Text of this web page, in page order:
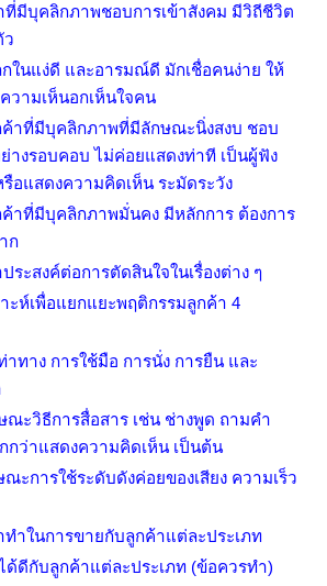
ที่มีบุคลิกภาพชอบการเข้าสังคม มีวิถีชีวิต
ในแง่ดี และอารมณ์ดี มักเชื่อคนง่าย ให้
วามเห็นอกเห็นใจคน
ค้าที่มีบุคลิกภาพที่มีลักษณะนิ่งสงบ ชอบ
างรอบคอบ ไม่ค่อยแสดงท่าที เป็นผู้ฟัง
อแสดงความคิดเห็น ระมัดระวัง
ค้าที่มีบุคลิกภาพมั่นคง มีหลักการ ต้องการ
ก
ระสงค์ต่อการตัดสินใจในเรื่องต่าง ๆ
ะห์เพื่อแยกแยะพฤติกรรมลูกค้า 4
ทาง การใช้มือ การนั่ง การยืน และ
ณะวิธีการสื่อสาร เช่น ช่างพูด ถามคำ
กว่าแสดงความคิดเห็น เป็นต้น
ณะการใช้ระดับดังค่อยของเสียง ความเร็ว
ทำในการขายกับลูกค้าแต่ละประเภท
ด้ดีกับลูกค้าแต่ละประเภท (ข้อควรทำ)